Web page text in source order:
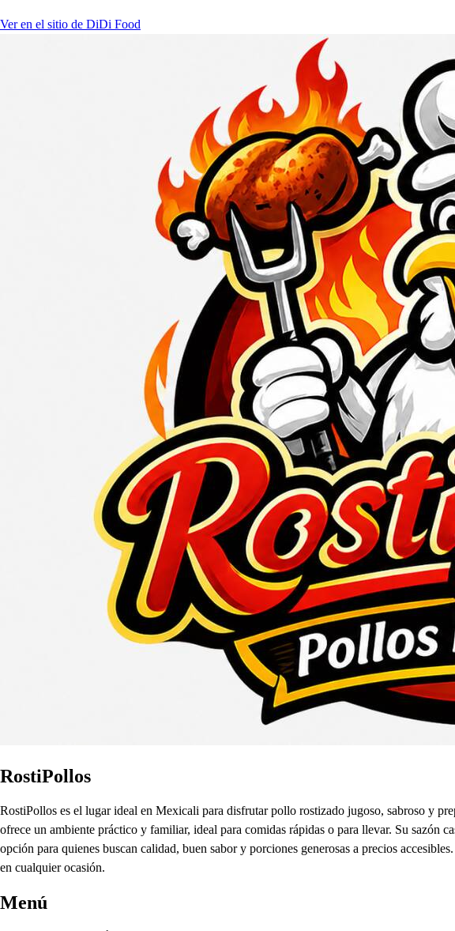
Ver en el sitio de DiDi Food
RostiPollos
RostiPollos es el lugar ideal en Mexicali para disfrutar pollo rostizado jugoso, sabroso y
ofrece un ambiente práctico y familiar, ideal para comidas rápidas o para llevar. Su sazón
opción para quienes buscan calidad, buen sabor y porciones generosas a precios
en cualquier ocasión.
Menú